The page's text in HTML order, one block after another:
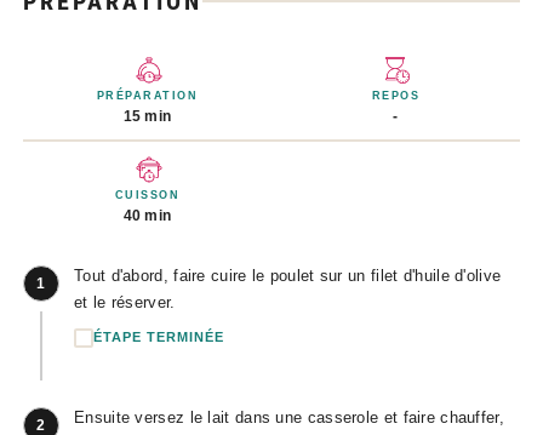
PRÉPARATION
15 min
REPOS
-
CUISSON
40 min
1
Tout d'abord, faire cuire le poulet sur un filet d'huile d'olive
et le réserver.
ÉTAPE TERMINÉE
2
Ensuite versez le lait dans une casserole et faire chauffer,